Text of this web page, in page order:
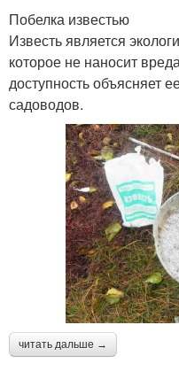
Побелка известью
Известь является
которое не наносит
доступность объясняет
садоводов.
читать дальше →